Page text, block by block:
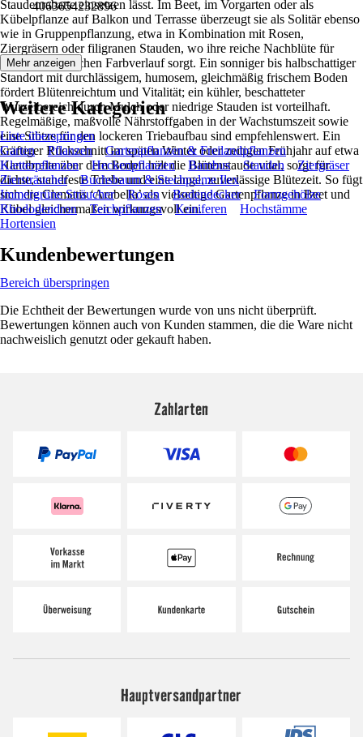
4063654232896
Staudenrabatte einsetzen lässt. Im Beet, im Vorgarten oder als
Kübelpflanze auf Balkon und Terrasse überzeugt sie als Solitär ebenso
wie in Gruppenpflanzung, etwa in Kombination mit Rosen,
Ziergräsern oder filigranen Stauden, wo ihre reiche Nachblüte für
einen harmonischen Farbverlauf sorgt. Ein sonniger bis halbschattiger
Standort mit durchlässigem, humosem, gleichmäßig frischem Boden
fördert Blütenreichtum und Vitalität; ein kühler, beschatteter
Wurzelbereich durch Mulch oder niedrige Stauden ist vorteilhaft.
Regelmäßige, maßvolle Nährstoffgaben in der Wachstumszeit sowie
eine Stütze für den lockeren Triebaufbau sind empfehlenswert. Ein
kräftiger Rückschnitt im späten Winter oder zeitigen Frühjahr auf etwa
Handbreite über dem Boden hält die Blütenstaude vital, sorgt für
dichte, standfeste Triebe und eine lange, zuverlässige Blütezeit. So fügt
sich die Clematis ‘Arabella’ als vielseitige Gartenpflanze in Beet und
Kübel gleichermaßen wirkungsvoll ein.
Mehr anzeigen
Weitere Kategorien
Liste überspringen
Garten
Pflanzen
Gartenpflanzen & Freilandpflanzen
Kletterpflanzen
Heckenpflanzen Bambus Stauden
Ziergräser
Ziersträucher
Buchsbaum & Stechpalme Ilex
Immergrüne Sträucher
Rosen Bodendecker
Formgehölze
Rhododendron
Teichpflanzen Koniferen
Hochstämme
Hortensien
Kundenbewertungen
Bereich überspringen
Die Echtheit der Bewertungen wurde von uns nicht überprüft.
Bewertungen können auch von Kunden stammen, die die Ware nicht
nachweislich genutzt oder gekauft haben.
Zahlarten
Hauptversandpartner